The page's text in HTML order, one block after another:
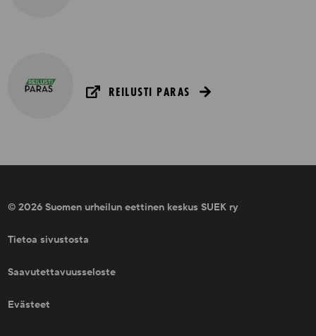
REILUSTI PARAS
© 2026 Suomen urheilun eettinen keskus SUEK ry
Tietoa sivustosta
Saavutettavuusseloste
Evästeet